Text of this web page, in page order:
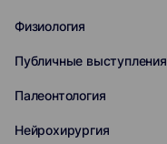
Физиология
Публичные выступления
Палеонтология
Нейрохирургия